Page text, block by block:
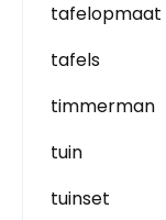
tafelopmaat
tafels
timmerman
tuin
tuinset